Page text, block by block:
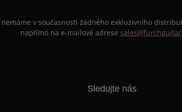
v současnosti žádného exkluzivního
napřímo na e-mailové adrese
Sledujte nás